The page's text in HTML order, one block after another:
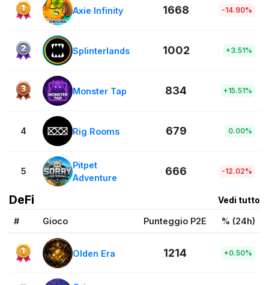
Axie Infinity 1668 -14.90%
Splinterlands 1002 +3.51%
Monster Tap 834 +15.51%
4 Rig Rooms 679 0.00%
5
Pitpet
Adventure
666 -12.02%
DeFi Vedi tutto
# Gioco Punteggio P2E % (24h)
Olden Era 1214 +0.50%